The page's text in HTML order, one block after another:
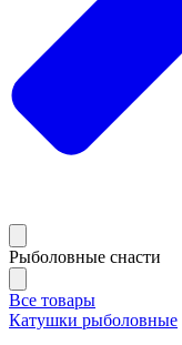
Рыболовные снасти
Все товары
Катушки рыболовные